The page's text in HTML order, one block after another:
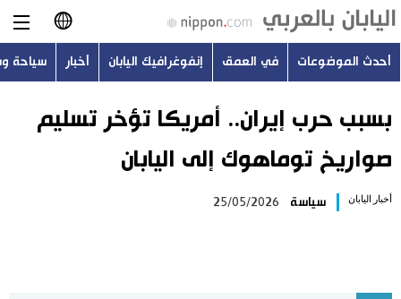
日本語
English
أحدث الموضوعات
أحدث الموضوعات في العمق إنفوغرافيك اليابان أخبار سياحة
بسبب حرب إيران.. أمريكا تؤخر تسليم
صواريخ توماهوك إلى اليابان
أخبار اليابان سياسة 25/05/2026